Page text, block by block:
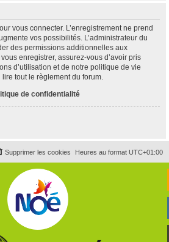
vous connecter. L’enregistrement ne prend
vos possibilités. L’administrateur du
des permissions additionnelles aux
enregistrer, assurez-vous d’avoir pris
d’utilisation et de notre politique de vie
tout le règlement du forum.
de confidentialité
Heures au format UTC+01:00
Supprimer les cookies